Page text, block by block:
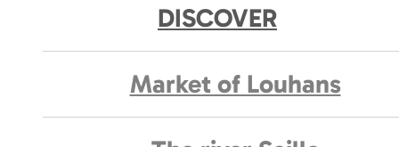
DISCOVER
Market of Louhans